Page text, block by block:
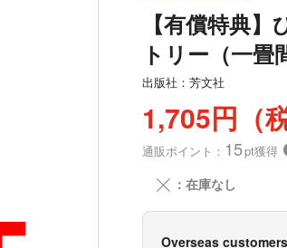
【有償特典
トリー（一畳
出版社： 芳文社
1,705円（
通販ポイント： 15pt獲得
╳ ：在庫なし
Overseas